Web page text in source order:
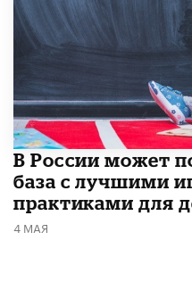
В России может
база с лучшими
практиками для
4 МАЯ